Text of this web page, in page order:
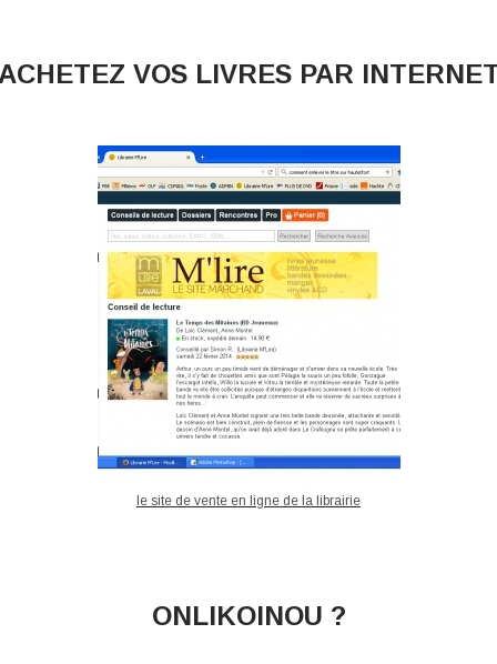
VOS LIVRES PAR
le site de vente en ligne de la librairie
ONLIKOINOU ?